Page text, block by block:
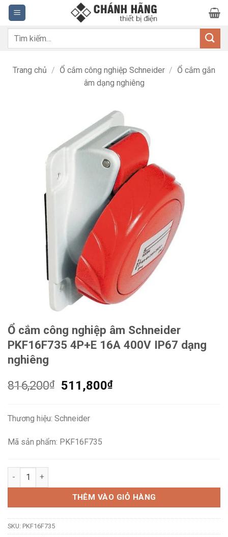
Bỏ
qua
nội
dung
Tìm
Trang chủ / Ổ cắm công nghiệp Schneider / Ổ cắm gắn
âm dạng nghiêng
Ổ cắm công nghiệp âm Schneider
PKF16F735 4P+E 16A 400V IP67 dạng
nghiêng
816,200₫
Giá
816,200₫.
511,800₫Giá
Thương hiệu: Schneider
Mã sản phẩm: PKF16F735
Ổ cắm công nghiệp âm Schneider PKF16F735 4P+E 16A
THÊM VÀO GIỎ HÀNG
SKU: PKF16F735